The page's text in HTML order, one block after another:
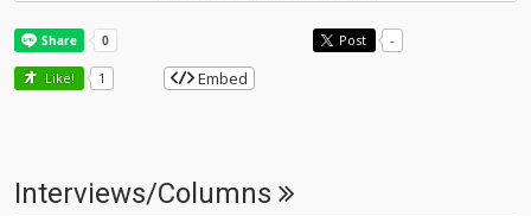
Post -
Like! 1 Embed
Interviews/Columns